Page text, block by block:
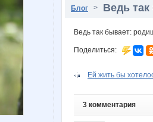
Блог > Ведь
Ведь так бывает:
Поделиться:
Ей жить бы
3 комментария